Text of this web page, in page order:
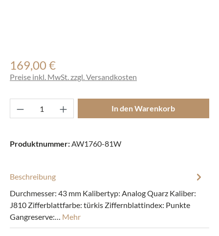
Regulärer Preis:
169,00 €
Preise inkl. MwSt. zzgl. Versandkosten
Produkt Anzahl: Gib den gewünschten
In den Warenkorb
Produktnummer:AW1760-81W
Beschreibung
Durchmesser: 43 mm Kalibertyp: Analog Quarz Kaliber:
J810 Zifferblattfarbe: türkis Ziffernblattindex: Punkte
Gangreserve:… Mehr